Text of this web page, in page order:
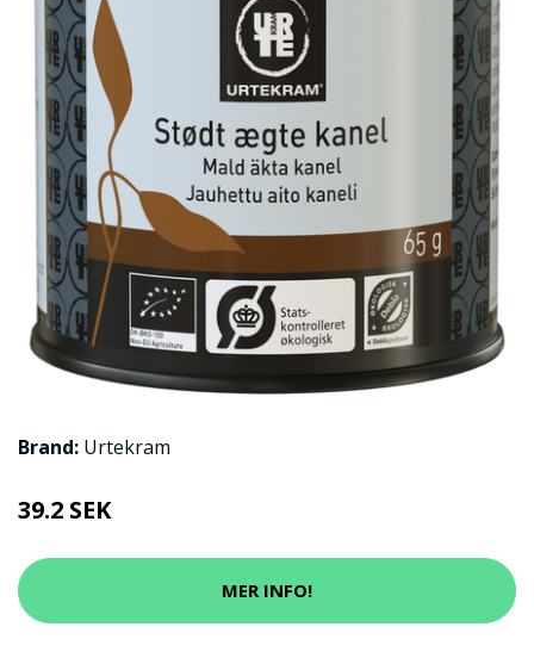
Brand: Urtekram
39.2 SEK
MER INFO!